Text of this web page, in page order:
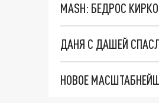
MASH: БЕДРОС
ДАНЯ С ДАШЕЙ